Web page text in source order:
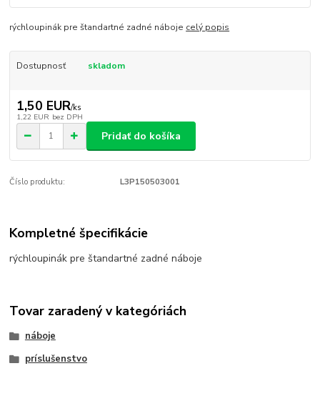
rýchloupinák pre štandartné zadné náboje celý popis
Dostupnosť skladom
1,50 EUR/ks
1,22 EUR bez DPH
Pridať do košíka
Číslo produktu: L3P150503001
Kompletné špecifikácie
rýchloupinák pre štandartné zadné náboje
Tovar zaradený v kategóriách
náboje
príslušenstvo